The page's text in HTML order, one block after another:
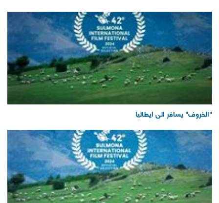
"الخروف" يسافر الى ايطاليا